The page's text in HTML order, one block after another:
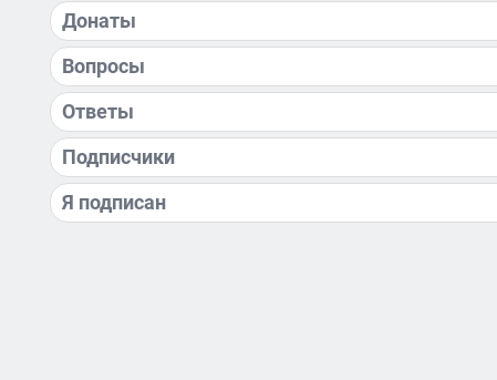
Донаты
Вопросы
Ответы
Подписчики
Я подписан